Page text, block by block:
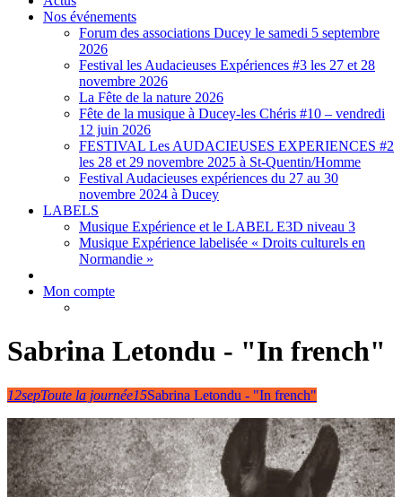
Nos événements
Forum des associations Ducey le samedi 5 septembre
2026
Festival les Audacieuses Expériences #3 les 27 et 28
novembre 2026
La Fête de la nature 2026
Fête de la musique à Ducey-les Chéris #10 – vendredi
12 juin 2026
FESTIVAL Les AUDACIEUSES EXPERIENCES #2
les 28 et 29 novembre 2025 à St-Quentin/Homme
Festival Audacieuses expériences du 27 au 30
novembre 2024 à Ducey
LABELS
Musique Expérience et le LABEL E3D niveau 3
Musique Expérience labelisée « Droits culturels en
Normandie »
Mon compte
Sabrina Letondu - "In french"
12sepToute la journée15Sabrina Letondu - "In french"